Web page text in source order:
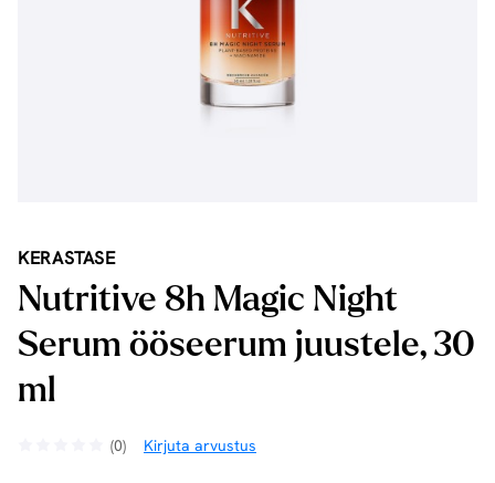
KERASTASE
Nutritive 8h Magic Night
Serum ööseerum juustele, 30
ml
(0) Kirjuta arvustus